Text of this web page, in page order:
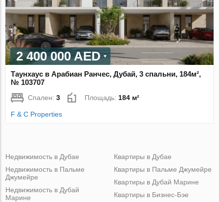
2 400 000 AED
Таунхаус в Арабиан Ранчес, Дубай, 3 спальни, 184м²,
№ 103707
Спален:3 Площадь: 184 м²
F & C Properties
Недвижимость в Дубае
Недвижимость в Пальме
Джумейре
Недвижимость в Дубай
Марине
Квартиры в Дубае
Квартиры в Пальме Джумейре
Квартиры в Дубай Марине
Квартиры в Бизнес-Бэе